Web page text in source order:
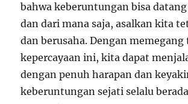
bahwa keberuntungan bisa
dan dari mana saja, asalkan kita
dan berusaha. Dengan memegang
kepercayaan ini, kita dapat
dengan penuh harapan dan
keberuntungan sejati selalu